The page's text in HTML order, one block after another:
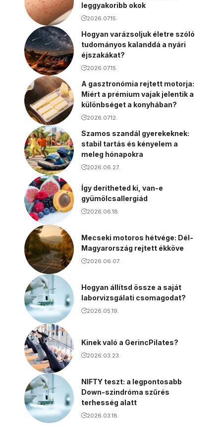
leggyakoribb okok
2026.07.15.
Hogyan varázsoljuk életre szóló
tudományos kalanddá a nyári
éjszakákat?
2026.07.15.
A gasztronómia rejtett motorja:
Miért a prémium vajak jelentik a
különbséget a konyhában?
2026.07.12.
Szamos szandál gyerekeknek:
stabil tartás és kényelem a
meleg hónapokra
2026.06.27.
Így derítheted ki, van-e
gyümölcsallergiád
2026.06.18.
Mecseki motoros hétvége: Dél-
Magyarország rejtett ékköve
2026.06.07.
Hogyan állítsd össze a saját
laborvizsgálati csomagodat?
2026.05.19.
Kinek való a GerincPilates?
2026.03.23.
NIFTY teszt: a legpontosabb
Down-szindróma szűrés
terhesség alatt
2026.03.18.